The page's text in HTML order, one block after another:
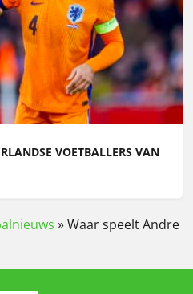
VOETBALLERS VAN
»Waar speelt Andre